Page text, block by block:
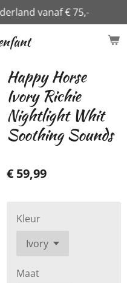
vanaf € 75,-
Happy Horse
Ivory Richie
Nightlight Whit
Soothing Sounds
€ 59,99
Kleur
Maat